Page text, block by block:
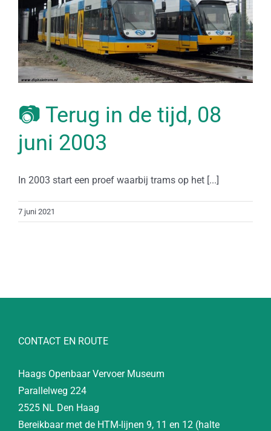
📷 Terug in de tijd, 08
juni 2003
In 2003 start een proef waarbij trams op het [...]
7 juni 2021
CONTACT EN ROUTE
Haags Openbaar Vervoer Museum
Parallelweg 224
2525 NL Den Haag
Bereikbaar met de HTM-lijnen 9, 11 en 12 (halte